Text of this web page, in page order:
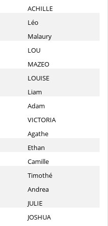
ACHILLE
Léo
Malaury
LOU
MAZEO
LOUISE
Liam
Adam
VICTORIA
Agathe
Ethan
Camille
Timothé
Andrea
JULIE
JOSHUA